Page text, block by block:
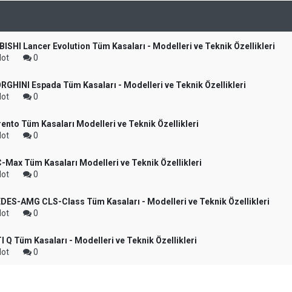
Lancer Evolution Tüm Kasaları - Modelleri ve Teknik Özellikleri
0
Espada Tüm Kasaları - Modelleri ve Teknik Özellikleri
0
Tüm Kasaları Modelleri ve Teknik Özellikleri
0
Max Tüm Kasaları Modelleri ve Teknik Özellikleri
0
AMG CLS-Class Tüm Kasaları - Modelleri ve Teknik Özellikleri
0
Q Tüm Kasaları - Modelleri ve Teknik Özellikleri
0